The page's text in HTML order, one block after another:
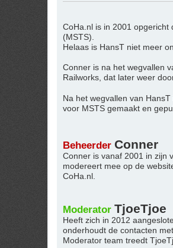
CoHa.nl is in 2001 opgericht
(MSTS).
Helaas is HansT niet meer
Conner is na het wegvallen
Railworks, dat later weer
Na het wegvallen van
voor MSTS gemaakt en
Beheerder Conner
Conner is vanaf 2001 in zijn
modereert mee op de
CoHa.nl.
Moderator TjoeTjoe
Heeft zich in 2012
onderhoudt de contacten
Moderator team treedt